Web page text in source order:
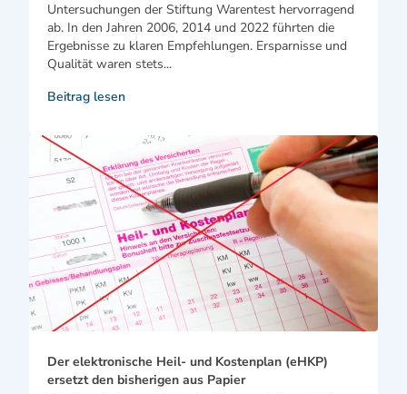
Untersuchungen der Stiftung Warentest hervorragend
ab. In den Jahren 2006, 2014 und 2022 führten die
Ergebnisse zu klaren Empfehlungen. Ersparnisse und
Qualität waren stets...
Beitrag lesen
Der elektronische Heil- und Kostenplan (eHKP)
ersetzt den bisherigen aus Papier